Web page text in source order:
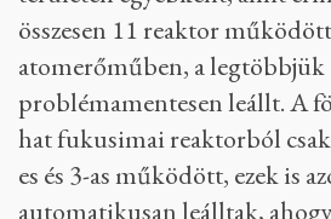
reaktorproblémával járó
ismerünk: a híres-hírhedt
es fukusimai tragédiát. 2011.
9-es erősségű földrengés
északkeleti partvidékét, ami